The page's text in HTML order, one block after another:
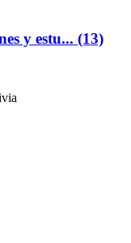
y estu... (13)